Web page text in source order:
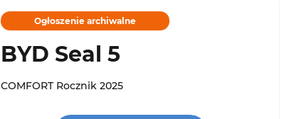
Ogłoszenie archiwalne
BYD Seal 5
COMFORT Rocznik 2025